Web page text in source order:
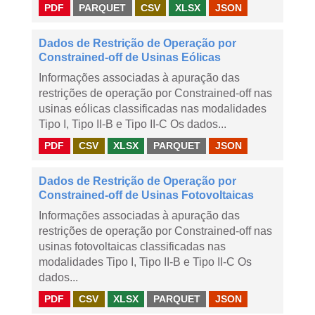
PDF PARQUET CSV XLSX JSON
Dados de Restrição de Operação por
Constrained-off de Usinas Eólicas
Informações associadas à apuração das
restrições de operação por Constrained-off nas
usinas eólicas classificadas nas modalidades
Tipo I, Tipo II-B e Tipo II-C Os dados...
PDF CSV XLSX PARQUET JSON
Dados de Restrição de Operação por
Constrained-off de Usinas Fotovoltaicas
Informações associadas à apuração das
restrições de operação por Constrained-off nas
usinas fotovoltaicas classificadas nas
modalidades Tipo I, Tipo II-B e Tipo II-C Os
dados...
PDF CSV XLSX PARQUET JSON